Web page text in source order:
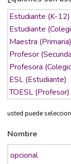
usted puede
Nombre